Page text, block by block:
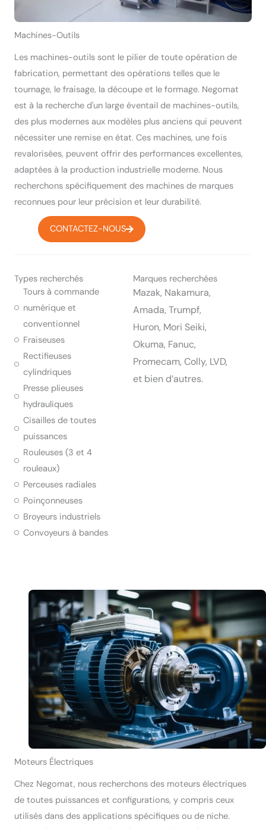
Machines-Outils
Les machines-outils sont le pilier de toute opération de
fabrication, permettant des opérations telles que le
tournage, le fraisage, la découpe et le formage. Negomat
est à la recherche d'un large éventail de machines-outils,
des plus modernes aux modèles plus anciens qui peuvent
nécessiter une remise en état. Ces machines, une fois
revalorisées, peuvent offrir des performances excellentes,
adaptées à la production industrielle moderne. Nous
recherchons spécifiquement des machines de marques
reconnues pour leur précision et leur durabilité.
CONTACTEZ-NOUS
Types recherchés
Tours à commande
numérique et
conventionnel
Fraiseuses
Rectifieuses
cylindriques
Presse plieuses
hydrauliques
Cisailles de toutes
puissances
Rouleuses (3 et 4
rouleaux)
Perceuses radiales
Poinçonneuses
Broyeurs industriels
Convoyeurs à bandes
Marques recherchées
Mazak, Nakamura,
Amada, Trumpf,
Huron, Mori Seiki,
Okuma, Fanuc,
Promecam, Colly, LVD,
et bien d’autres.
Moteurs Électriques
Chez Negomat, nous recherchons des moteurs électriques
de toutes puissances et configurations, y compris ceux
utilisés dans des applications spécifiques ou de niche.